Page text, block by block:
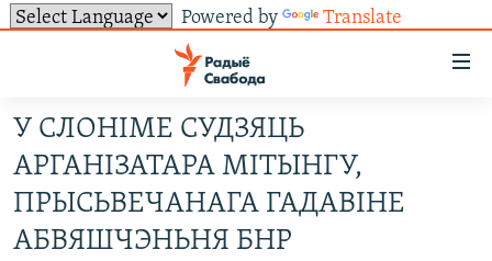
Powered by Translate
ўнівэрсальнага
доступу
Перайсьці
да
галоўнага
зьместу
СУВЯЗЬ
У СЛОНІМЕ СУДЗЯЦЬ
АРГАНІЗАТАРА МІТЫНГУ,
ПРЫСЬВЕЧАНАГА ГАДАВІНЕ
АБВЯШЧЭНЬНЯ БНР